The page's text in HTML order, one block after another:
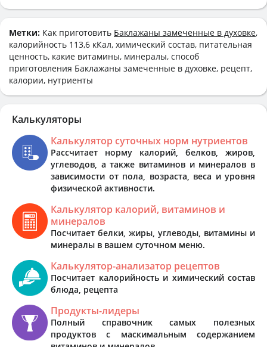
Метки: Как приготовить Баклажаны замеченные в духовке,
калорийность 113,6 кКал, химический состав, питательная
ценность, какие витамины, минералы, способ
приготовления Баклажаны замеченные в духовке, рецепт,
калории, нутриенты
Калькуляторы
Калькулятор суточных норм нутриентов
Рассчитает норму калорий, белков, жиров,
углеводов, а также витаминов и минералов в
зависимости от пола, возраста, веса и уровня
физической активности.
Калькулятор калорий, витаминов и
минералов
Посчитает белки, жиры, углеводы, витамины и
минералы в вашем суточном меню.
Калькулятор-анализатор рецептов
Посчитает калорийность и химический состав
блюда, рецепта
Продукты-лидеры
Полный справочник самых полезных
продуктов с маскимальным содержанием